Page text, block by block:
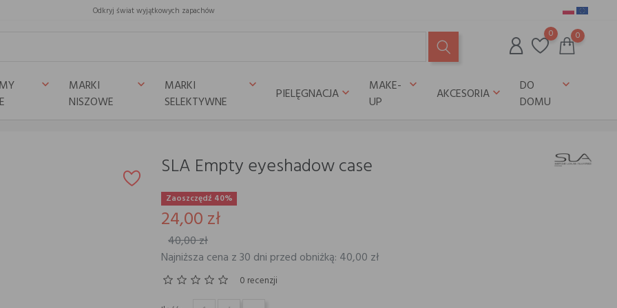
Odkryj świat wyjątkowych zapachów
0 0
keyboard_arrow_down
MARKI
NISZOWE
keyboard_arrow_down
MARKI
SELEKTYWNE
keyboard_arrow_down
PIELĘGNACJAkeyboard_arrow_down
MAKE-
UP
keyboard_arrow_down
AKCESORIAkeyboard_arrow_down
DO
DOMU
keyboard_arrow_down
SLA Empty eyeshadow case
Zaoszczędź 40%
24,00 zł
40,00 zł
Najniższa cena z 30 dni przed obniżką: 40,00 zł
0 recenzji